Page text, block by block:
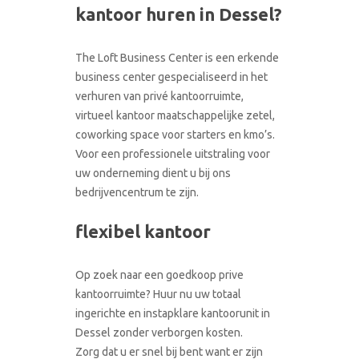
CONTACT
kantoor huren in Dessel?
The Loft Business Center is een erkende
business center gespecialiseerd in het
verhuren van privé kantoorruimte,
virtueel kantoor maatschappelijke zetel,
coworking space voor starters en kmo’s.
Voor een professionele uitstraling voor
uw onderneming dient u bij ons
bedrijvencentrum te zijn.
flexibel kantoor
Op zoek naar een goedkoop prive
kantoorruimte? Huur nu uw totaal
ingerichte en instapklare kantoorunit in
Dessel zonder verborgen kosten.
Zorg dat u er snel bij bent want er zijn